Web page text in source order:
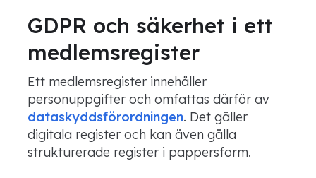
GDPR och säkerhet i ett
medlemsregister
Ett medlemsregister innehåller
personuppgifter och omfattas därför av
dataskyddsförordningen. Det gäller
digitala register och kan även gälla
strukturerade register i pappersform.